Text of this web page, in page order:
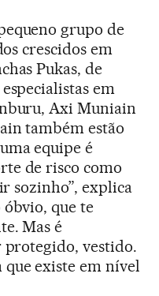
grupo de
crescidos em
Pukas, de
em
Axi Muniain
também estão
equipe é
de risco como
sozinho”, explica
óbvio, que te
Mas é
vestido.
que existe em nível